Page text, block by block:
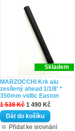
Skladem
MARZOCCHI Krk alu
zesílený ahead 1/1/8' *
350mm vidlic Easton
1 538 Kč 1 490 Kč
Přidat ke srovnání